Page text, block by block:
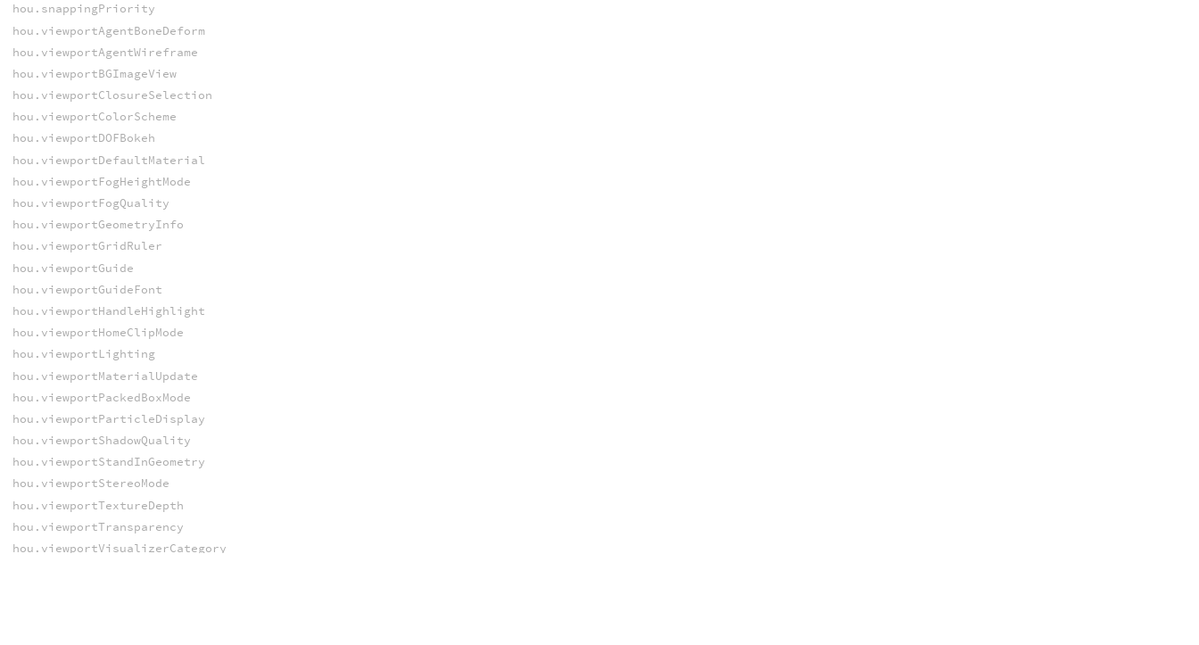
hou.snappingPriority
hou.viewportAgentBoneDeform
hou.viewportAgentWireframe
hou.viewportBGImageView
hou.viewportClosureSelection
hou.viewportColorScheme
hou.viewportDOFBokeh
hou.viewportDefaultMaterial
hou.viewportFogHeightMode
hou.viewportFogQuality
hou.viewportGeometryInfo
hou.viewportGridRuler
hou.viewportGuide
hou.viewportGuideFont
hou.viewportHandleHighlight
hou.viewportHomeClipMode
hou.viewportLighting
hou.viewportMaterialUpdate
hou.viewportPackedBoxMode
hou.viewportParticleDisplay
hou.viewportShadowQuality
hou.viewportStandInGeometry
hou.viewportStereoMode
hou.viewportTextureDepth
hou.viewportTransparency
hou.viewportVisualizerCategory